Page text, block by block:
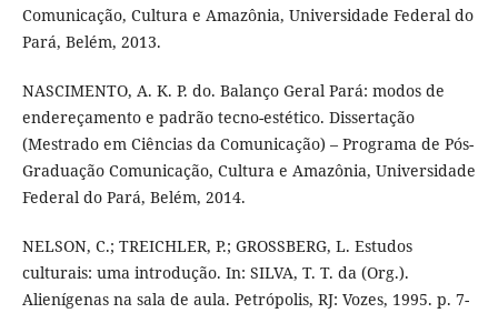
Comunicação, Cultura e Amazônia, Universidade Federal do
Pará, Belém, 2013.
NASCIMENTO, A. K. P. do. Balanço Geral Pará: modos de
endereçamento e padrão tecno-estético. Dissertação
(Mestrado em Ciências da Comunicação) – Programa de Pós-
Graduação Comunicação, Cultura e Amazônia, Universidade
Federal do Pará, Belém, 2014.
NELSON, C.; TREICHLER, P.; GROSSBERG, L. Estudos
culturais: uma introdução. In: SILVA, T. T. da (Org.).
Alienígenas na sala de aula. Petrópolis, RJ: Vozes, 1995. p. 7-